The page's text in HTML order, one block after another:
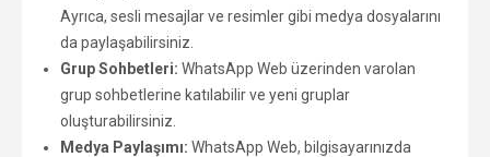
Ayrıca, sesli mesajlar ve resimler gibi medya dosyalarını
da paylaşabilirsiniz.
Grup Sohbetleri: WhatsApp Web üzerinden varolan
grup sohbetlerine katılabilir ve yeni gruplar
oluşturabilirsiniz.
Medya Paylaşımı: WhatsApp Web, bilgisayarınızda